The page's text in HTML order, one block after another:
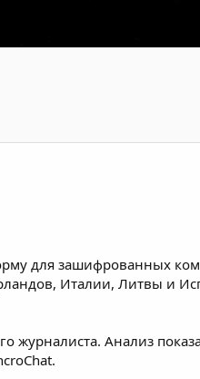
для зашифрованных
Италии, Литвы и
Анализ